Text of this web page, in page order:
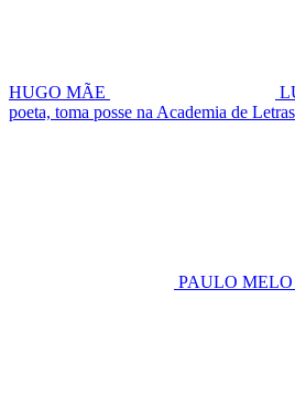
HUGO MÃE
poeta, toma posse na Academia de
PAULO MELO